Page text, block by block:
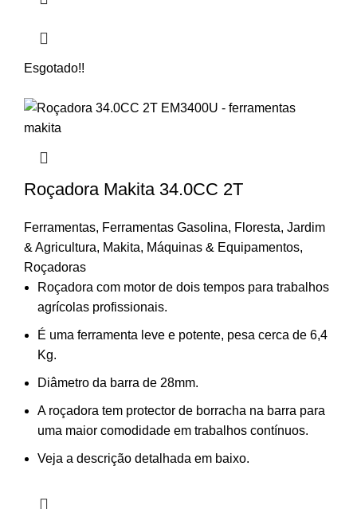
Esgotado!!
Roçadora Makita 34.0CC 2T
Ferramentas, Ferramentas Gasolina, Floresta, Jardim
& Agricultura, Makita, Máquinas & Equipamentos,
Roçadoras
Roçadora com motor de dois tempos para trabalhos
agrícolas profissionais.
É uma ferramenta leve e potente, pesa cerca de 6,4
Kg.
Diâmetro da barra de 28mm.
A roçadora tem protector de borracha na barra para
uma maior comodidade em trabalhos contínuos.
Veja a descrição detalhada em baixo.